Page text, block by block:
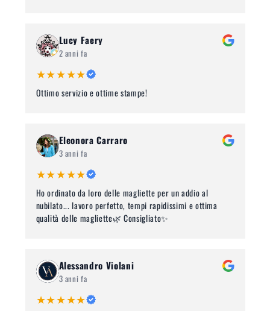
Lucy Faery
2 anni fa
★★★★★
Ottimo servizio e ottime stampe!
Eleonora Carraro
3 anni fa
★★★★★
Ho ordinato da loro delle magliette per un addio al
nubilato... lavoro perfetto, tempi rapidissimi e ottima
qualità delle magliette🌿 Consigliato✨
Alessandro Violani
3 anni fa
★★★★★